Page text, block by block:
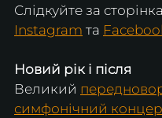
Слідкуйте за
Instagram та
Новий рік і після
Великий
симфонічний